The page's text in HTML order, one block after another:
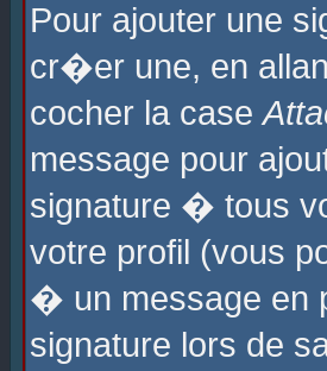
Pour ajouter une
cr�er une, en
cocher la case
message pour
signature � tous
votre profil (vous
� un message en
signature lors de